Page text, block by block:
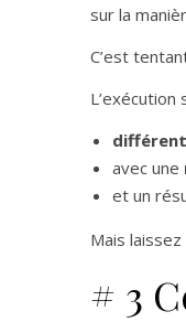
sur la
C’est
avec une
et un
Mais
# 3